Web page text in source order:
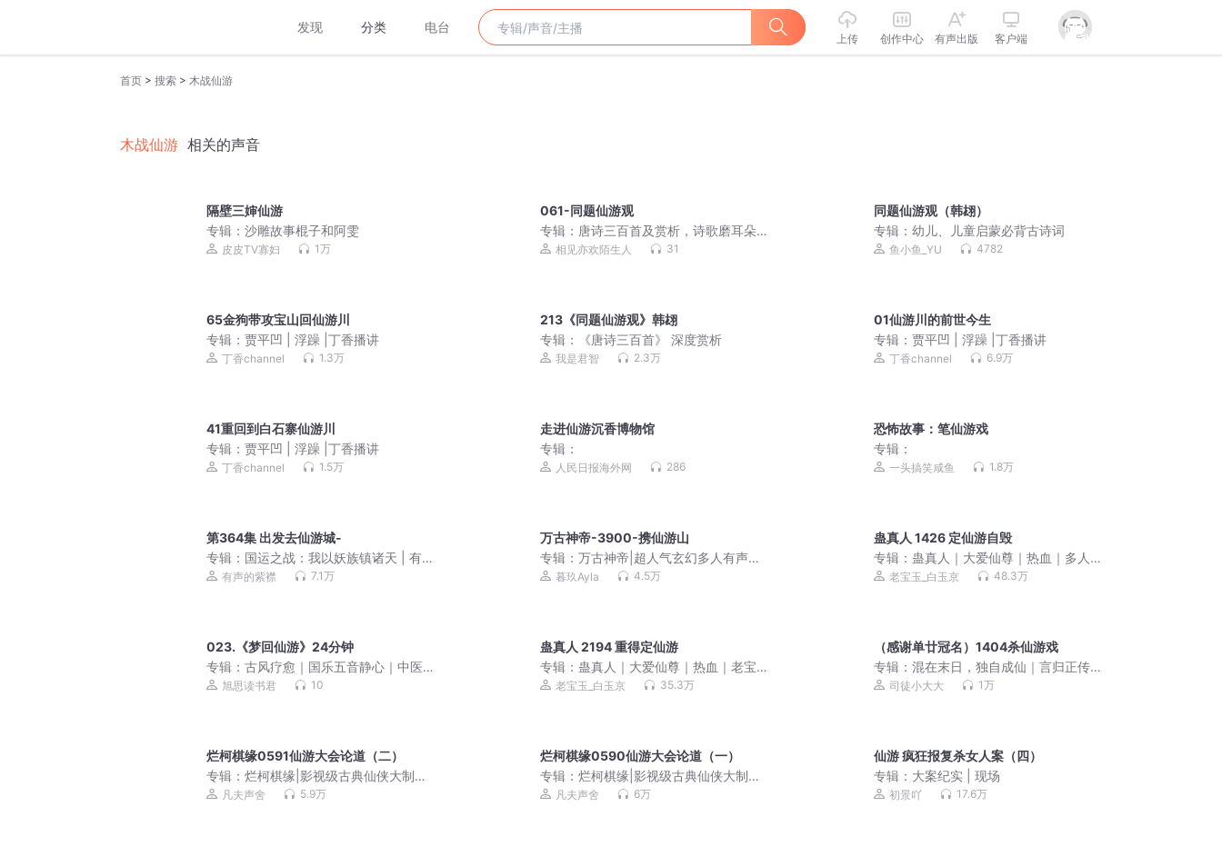
发现 分类 电台
上传 创作中心 有声出版 客户端
首页 > 搜索 > 木战仙游
木战仙游 相关的声音
隔壁三婶仙游
专辑： 沙雕故事棍子和阿雯
皮皮TV寡妇 1万
061-同题仙游观
专辑： 唐诗三百首及赏析，诗歌磨耳朵
的经典之选
相见亦欢陌生人 31
同题仙游观（韩翃）
专辑：幼儿、儿童启蒙必背古诗词
鱼小鱼_YU 4782
65金狗带攻宝山回仙游川
专辑： 贾平凹 | 浮躁 |丁香播讲
丁香channel 1.3万
213《同题仙游观》韩翃
专辑：
《唐诗三百首》 深度赏析
我是君智 2.3万
01仙游川的前世今生
专辑：贾平凹 | 浮躁 |丁香播讲
丁香channel 6.9万
41重回到白石寨仙游川
专辑： 贾平凹 | 浮躁 |丁香播讲
丁香channel 1.5万
走进仙游沉香博物馆
专辑：
人民日报海外网 286
恐怖故事：笔仙游戏
专辑：
一头搞笑咸鱼 1.8万
第364集 出发去仙游城-
专辑： 国运之战：我以妖族镇诸天 | 有
声的紫襟 | 脑洞搞笑 | 热血玄幻 | 多人有
有声的紫襟 7.1万
万古神帝-3900-携仙游山
专辑：万古神帝|超人气玄幻多人有声剧
（三撇一捺出品）
暮玖Ayla 4.5万
蛊真人 1426 定仙游自毁
专辑： 蛊真人｜大爱仙尊｜热血｜多人
VIP免费有声剧
老宝玉_白玉京 48.3万
023.《梦回仙游》24分钟
专辑： 古风疗愈｜国乐五音静心｜中医
五行音乐养生｜催眠疗愈
旭思读书君 10
蛊真人 2194 重得定仙游
专辑： 蛊真人｜大爱仙尊｜热血｜老宝
玉｜多人VIP免费有声剧
老宝玉_白玉京 35.3万
（感谢单廿冠名）1404杀仙游戏
专辑：混在末日，独自成仙｜言归正传
著｜轻松爽文｜末日修仙｜重生热血｜
司徒小大大 1万
烂柯棋缘0591仙游大会论道（二）
专辑： 烂柯棋缘|影视级古典仙侠大制作|
奇幻多人有声剧|凡夫声舍出品
凡夫声舍 5.9万
烂柯棋缘0590仙游大会论道（一）
专辑：烂柯棋缘|影视级古典仙侠大制作|
奇幻多人有声剧|凡夫声舍出品
凡夫声舍 6万
仙游 疯狂报复杀女人案（四）
专辑： 大案纪实 | 现场
初景吖 17.6万